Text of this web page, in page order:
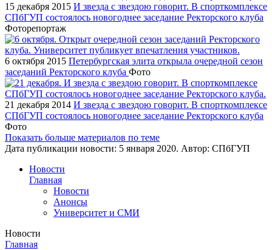
15 декабря 2015 И звезда с звездою говорит. В спорткомплексе
СПбГУП состоялось новогоднее заседание Ректорского клуба
Фоторепортаж
6 октября 2015 Петербургская элита открыла очередной сезон
заседаний Ректорского клуба Фото
21 декабря 2014 И звезда с звездою говорит. В спорткомплексе
СПбГУП состоялось новогоднее заседание Ректорского клуба
Фото
Показать больше материалов по теме
Дата публикации новости: 5 января 2020. Автор: СПбГУП
Новости
Главная
Новости
Анонсы
Университет и СМИ
Новости
Главная